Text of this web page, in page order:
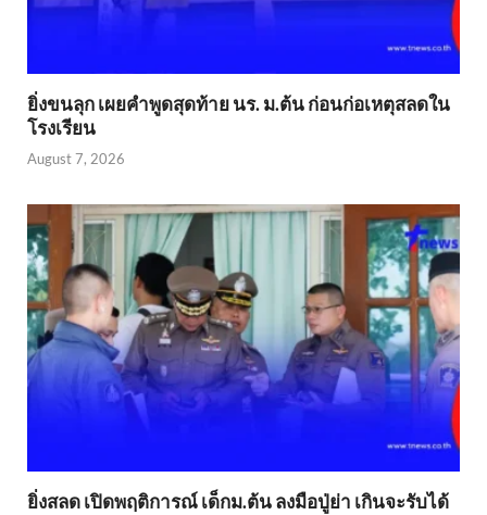
ยิ่งขนลุก เผยคำพูดสุดท้าย นร. ม.ต้น ก่อนก่อเหตุสลดใน
โรงเรียน
August 7, 2026
ยิ่งสลด เปิดพฤติการณ์ เด็กม.ต้น ลงมือปู่ย่า เกินจะรับได้